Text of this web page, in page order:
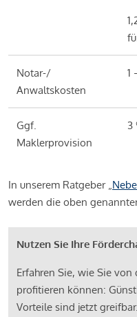
Notar-/
Anwaltskosten
1
Ggf.
Maklerprovision
3
In unserem Ratgeber „
werden die oben
Nutzen Sie Ihre
Erfahren Sie, wie Sie
profitieren können:
Vorteile sind jetzt